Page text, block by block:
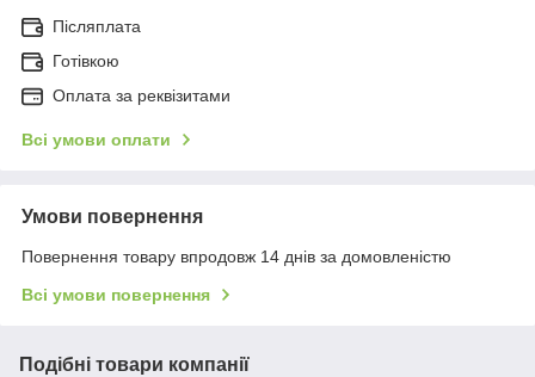
Післяплата
Готівкою
Оплата за реквізитами
Всі умови оплати
Умови повернення
Повернення товару впродовж 14 днів за домовленістю
Всі умови повернення
Подібні товари компанії